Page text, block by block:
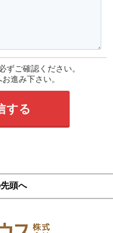
ずご確認ください。
進み下さい。
頭へ